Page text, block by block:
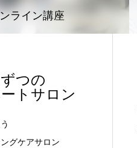
ライン講座
つの
トサロン
グケアサロン